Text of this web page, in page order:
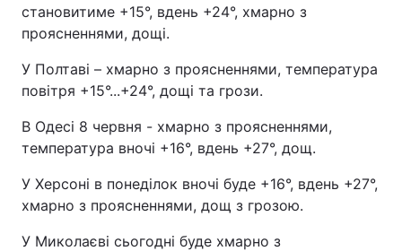
становитиме +15°, вдень +24°, хмарно з
проясненнями, дощі.
У Полтаві – хмарно з проясненнями, температура
повітря +15°...+24°, дощі та грози.
В Одесі 8 червня - хмарно з проясненнями,
температура вночі +16°, вдень +27°, дощ.
У Херсоні в понеділок вночі буде +16°, вдень +27°,
хмарно з проясненнями, дощ з грозою.
У Миколаєві сьогодні буде хмарно з